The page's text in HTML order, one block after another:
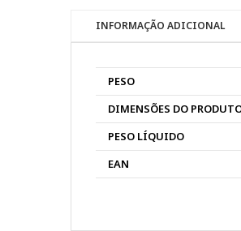
INFORMAÇÃO ADICIONAL
PESO
DIMENSÕES DO
PESO LÍQUIDO
EAN